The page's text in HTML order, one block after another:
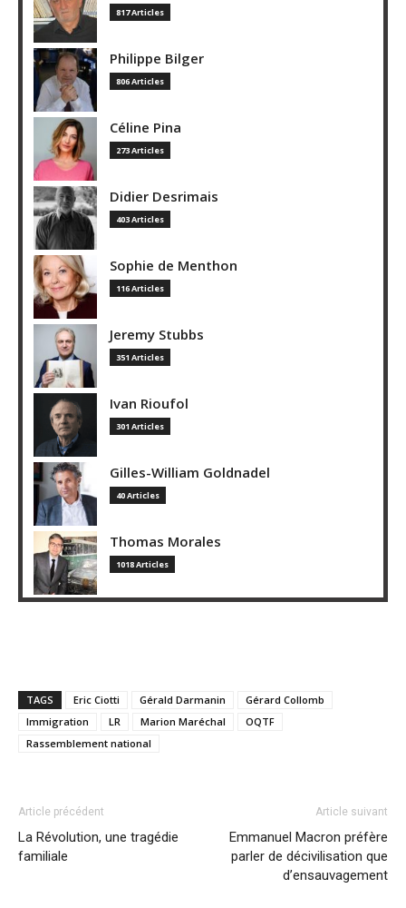
817 Articles
Philippe Bilger
806 Articles
Céline Pina
273 Articles
Didier Desrimais
403 Articles
Sophie de Menthon
116 Articles
Jeremy Stubbs
351 Articles
Ivan Rioufol
301 Articles
Gilles-William Goldnadel
40 Articles
Thomas Morales
1018 Articles
TAGS Eric Ciotti Gérald Darmanin
Gérard Collomb
Immigration
LR Marion Maréchal
OQTF
Rassemblement national
Article précédent
La Révolution, une tragédie
familiale
Article suivant
Emmanuel Macron préfère
parler de décivilisation que
d’ensauvagement